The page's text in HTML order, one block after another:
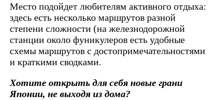
Место подойдет любителям активного отдыха:
здесь есть несколько маршрутов разной
степени сложности (на железнодорожной
станции около фуникулеров есть удобные
схемы маршрутов с достопримечательностями
и краткими сводками.
Хотите открыть для себя новые грани
Японии, не выходя из дома?